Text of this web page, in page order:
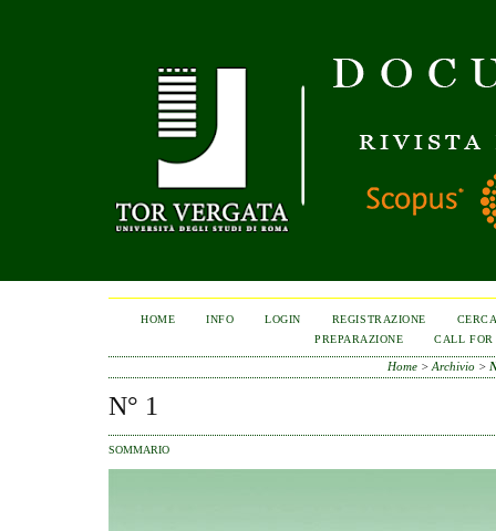
HOME INFO LOGIN REGISTRAZIONE
PREPARAZIONE
CALL FOR
Home >Archivio >
N° 1
SOMMARIO